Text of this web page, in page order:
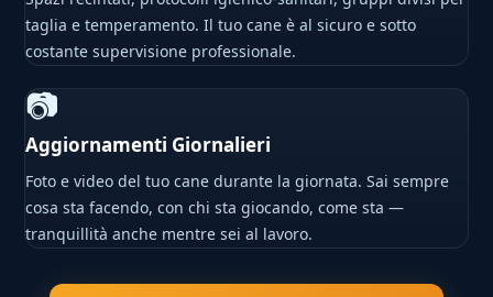
taglia e temperamento. Il tuo cane è al sicuro e sotto
costante supervisione professionale.
📷
Aggiornamenti Giornalieri
Foto e video del tuo cane durante la giornata. Sai sempre
cosa sta facendo, con chi sta giocando, come sta —
tranquillità anche mentre sei al lavoro.